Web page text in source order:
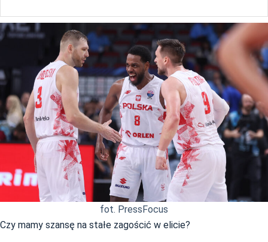
fot. PressFocus
Czy mamy szansę na stałe zagościć w elicie?